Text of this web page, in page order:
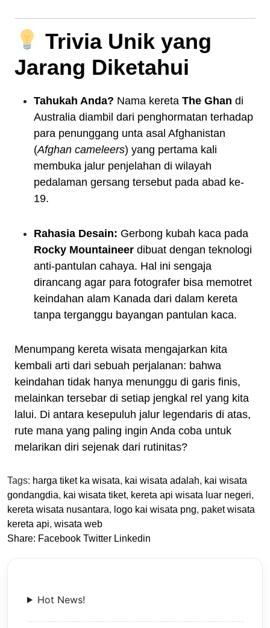
Trivia Unik yang
Jarang Diketahui
Tahukah Anda? Nama kereta The Ghan di
Australia diambil dari penghormatan terhadap
para penunggang unta asal Afghanistan
(Afghan cameleers) yang pertama kali
membuka jalur penjelahan di wilayah
pedalaman gersang tersebut pada abad ke-
19.
Rahasia Desain: Gerbong kubah kaca pada
Rocky Mountaineer dibuat dengan teknologi
anti-pantulan cahaya. Hal ini sengaja
dirancang agar para fotografer bisa memotret
keindahan alam Kanada dari dalam kereta
tanpa terganggu bayangan pantulan kaca.
Menumpang kereta wisata mengajarkan kita
kembali arti dari sebuah perjalanan: bahwa
keindahan tidak hanya menunggu di garis finis,
melainkan tersebar di setiap jengkal rel yang kita
lalui. Di antara kesepuluh jalur legendaris di atas,
rute mana yang paling ingin Anda coba untuk
melarikan diri sejenak dari rutinitas?
Tags: harga tiket ka wisata, kai wisata adalah, kai wisata
gondangdia, kai wisata tiket, kereta api wisata luar negeri,
kereta wisata nusantara, logo kai wisata png, paket wisata
kereta api, wisata web
Share: Facebook Twitter Linkedin
Hot News!